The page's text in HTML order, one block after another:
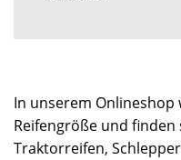
In unserem Onlineshop
Reifengröße und
Traktorreifen,